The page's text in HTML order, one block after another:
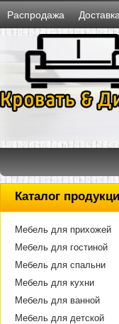
Распродажа
Каталог
Мебель для прихожей
Мебель для гостиной
Мебель для спальни
Мебель для кухни
Мебель для ванной
Мебель для детской